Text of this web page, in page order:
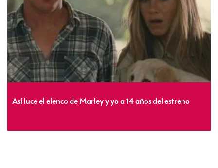
Así luce el elenco de Marley y yo a 14 años del estreno